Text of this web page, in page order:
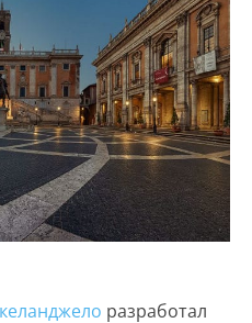
разработал